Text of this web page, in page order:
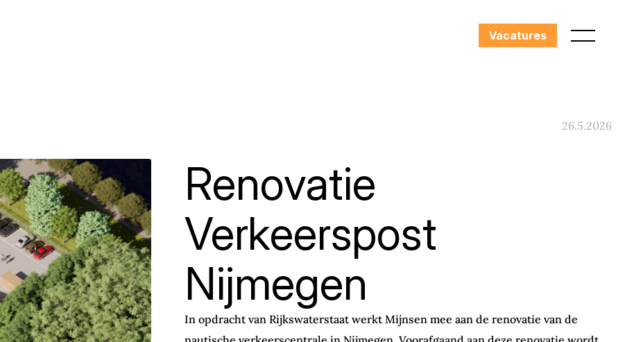
Vacatures
26.5.2026
Renovatie
Verkeerspost
Nijmegen
In opdracht van Rijkswaterstaat werkt Mijnsen mee aan de renovatie van de